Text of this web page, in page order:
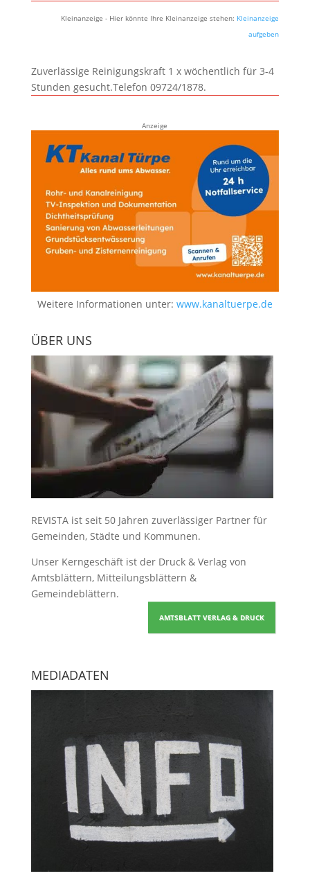
Kleinanzeige - Hier könnte Ihre Kleinanzeige stehen: Kleinanzeige
aufgeben
Zuverlässige Reinigungskraft 1 x wöchentlich für 3-4
Stunden gesucht.Telefon 09724/1878.
Anzeige
Weitere Informationen unter: www.kanaltuerpe.de
ÜBER UNS
REVISTA ist seit 50 Jahren zuverlässiger Partner für
Gemeinden, Städte und Kommunen.
Unser Kerngeschäft ist der Druck & Verlag von
Amtsblättern, Mitteilungsblättern &
Gemeindeblättern.
AMTSBLATT VERLAG & DRUCK
MEDIADATEN